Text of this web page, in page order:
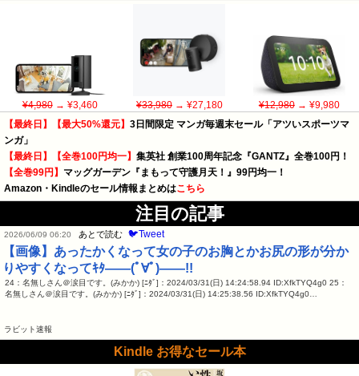
¥4,980→ ¥3,460 ¥33,980→ ¥27,180 ¥12,980→ ¥9,980
【最終日】【最大50%還元】 3日間限定 マンガ毎週末セール「アツいスポーツマ
ンガ」
【最終日】【全巻100円均一】 集英社 創業100周年記念『GANTZ』全巻100円！
【全巻99円】 マッグガーデン『まもって守護月天！』99円均一！
Amazon・Kindleのセール情報まとめはこちら
注目の記事
2026/06/09 06:20 あとで読む 🐦Tweet
【画像】あったかくなって女の子のお胸とかお尻の形が分か
りやすくなってｷﾀ――(ﾟ∀ﾟ)――!!
24：名無しさん＠涙目です。(みかか) [ﾆﾀﾞ]：2024/03/31(日) 14:24:58.94 ID:XfkTYQ4g0 25：
名無しさん＠涙目です。(みかか) [ﾆﾀﾞ]：2024/03/31(日) 14:25:38.56 ID:XfkTYQ4g0…
ラビット速報
Kindle お得なセール本